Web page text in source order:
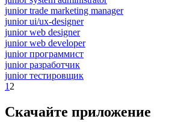
junior trade marketing manager
junior ui/ux-designer
junior web designer
junior web developer
junior программист
junior разработчик
junior тестировщик
1 2
Скачайте приложение